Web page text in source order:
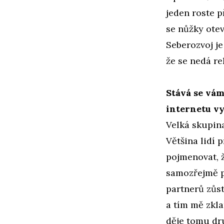
jeden roste
se nůžky
Seberozvoj
že se nedá
Stává se
internetu
Velká
Většina lidí
pojmenovat,
samozřejmě
partnerů
a tím mě
děje tomu